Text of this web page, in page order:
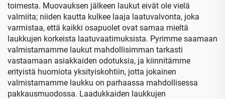
toimesta. Muovauksen jälkeen laukut eivät ole vielä
valmiita; niiden kautta kulkee laaja laatuvalvonta, joka
varmistaa, että kaikki osapuolet ovat samaa mieltä
laukkujen korkeista laatuvaatimuksista. Pyrimme saamaan
valmistamamme laukut mahdollisimman tarkasti
vastaamaan asiakkaiden odotuksia, ja kiinnitämme
erityistä huomiota yksityiskohtiin, jotta jokainen
valmistamamme laukku on parhaassa mahdollisessa
pakkausmuodossa. Laadukkaiden laukkujen